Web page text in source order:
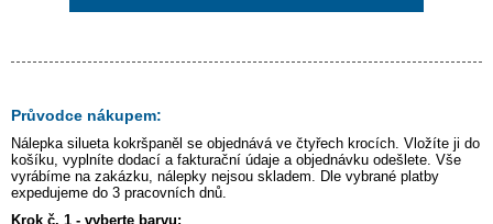
Průvodce nákupem:
Nálepka silueta kokršpaněl se objednává ve čtyřech krocích. Vložíte ji do
košíku, vyplníte dodací a fakturační údaje a objednávku odešlete. Vše
vyrábíme na zakázku, nálepky nejsou skladem. Dle vybrané platby
expedujeme do 3 pracovních dnů.
Krok č. 1 - vyberte barvu: